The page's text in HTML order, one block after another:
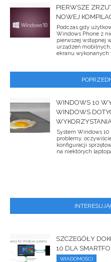
PIERWSZE
NOWEJ
Podczas gdy
Windows Phone z
pierwszej wstępnej
urządzeń
ekranu wykonanych
WINDOWS 10
WINDOWS
System Windows
problemy,
konfiguracji
na niektórych
SZCZEGÓŁY
10 DLA
WIADOMOŚCI